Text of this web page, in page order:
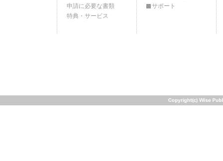
申請に必要な書類
特典・サービス
サポート